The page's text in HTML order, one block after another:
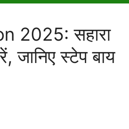
2025: सहारा
जानिए स्टेप बाय